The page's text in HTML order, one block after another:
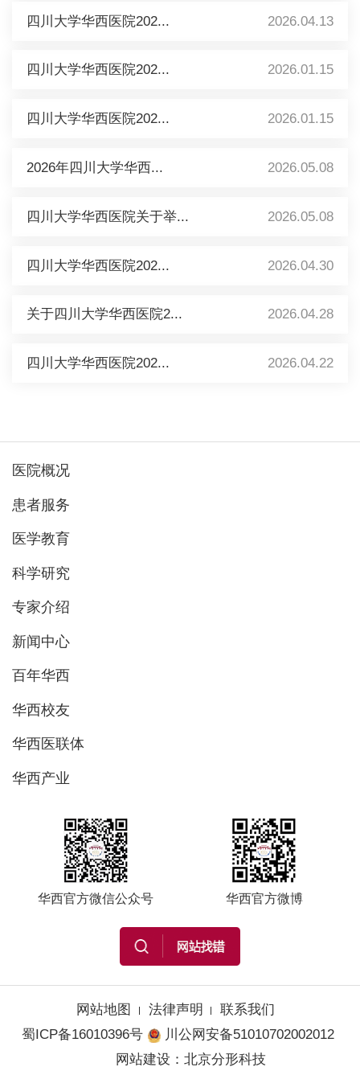
四川大学华西医院202... 2026.04.13
四川大学华西医院202... 2026.01.15
四川大学华西医院202... 2026.01.15
2026年四川大学华西... 2026.05.08
四川大学华西医院关于举... 2026.05.08
四川大学华西医院202... 2026.04.30
关于四川大学华西医院2... 2026.04.28
四川大学华西医院202... 2026.04.22
医院概况
患者服务
医学教育
科学研究
专家介绍
新闻中心
百年华西
华西校友
华西医联体
华西产业
华西官方微信公众号 华西官方微博
网站地图 法律声明
联系我们
蜀ICP备16010396号
川公网安备51010702002012
网站建设 ： 北京分形科技